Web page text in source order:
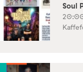
Soul